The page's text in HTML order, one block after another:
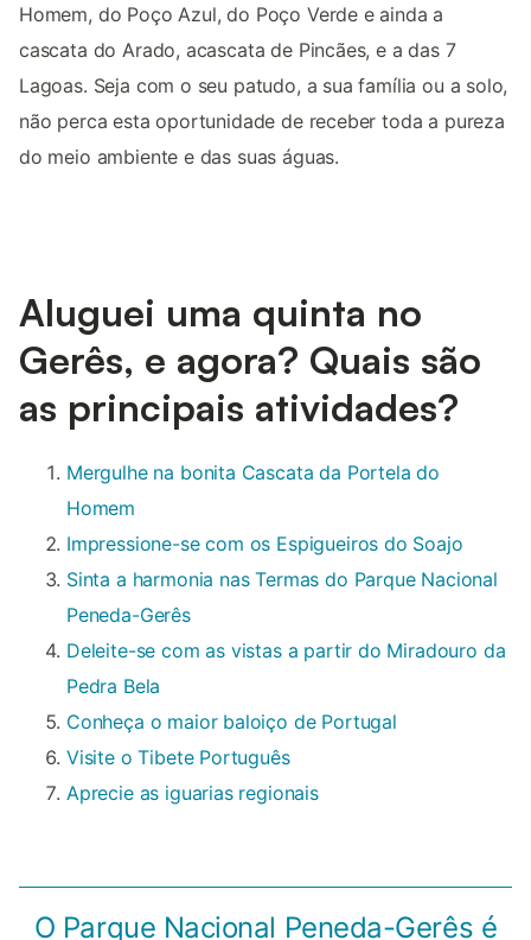
Homem, do Poço Azul, do Poço Verde e ainda a
cascata do Arado, acascata de Pincães, e a das 7
Lagoas. Seja com o seu patudo, a sua família ou a solo,
não perca esta oportunidade de receber toda a pureza
do meio ambiente e das suas águas.
Aluguei uma quinta no
Gerês, e agora? Quais são
as principais atividades?
Mergulhe na bonita Cascata da Portela do
Homem
Impressione-se com os Espigueiros do Soajo
Sinta a harmonia nas Termas do Parque Nacional
Peneda-Gerês
Deleite-se com as vistas a partir do Miradouro da
Pedra Bela
Conheça o maior baloiço de Portugal
Visite o Tibete Português
Aprecie as iguarias regionais
O Parque Nacional Peneda-Gerês é